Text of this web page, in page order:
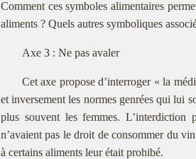
Comment ces symboles alimentaires
aliments ? Quels autres symboliques
Axe 3 : Ne pas avaler
Cet axe propose d’interroger « la
et inversement les normes genrées qui lui
plus souvent les femmes. L’interdiction
n’avaient pas le droit de consommer du
à certains aliments leur était prohibé.